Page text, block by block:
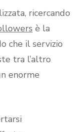
ricercando
è la
che il servizio
tra l’altro
enorme